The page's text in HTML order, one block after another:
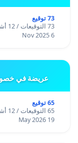
73 توقيع
73 التوقيعات / 12 أشهر
6 Nov 2025
عريضة في
65 توقيع
65 التوقيعات / 12 أشهر
19 May 2026